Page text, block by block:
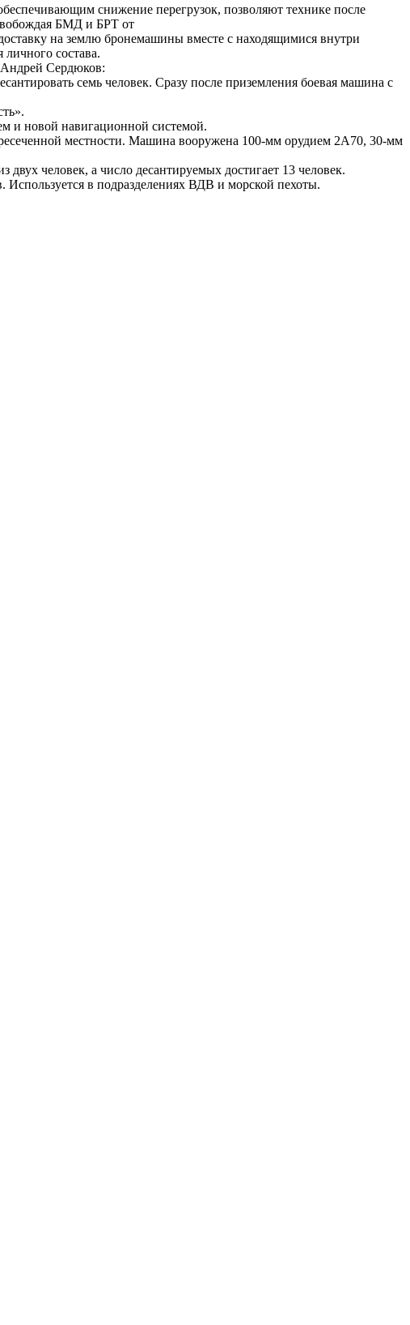
снижение перегрузок, позволяют технике после
БМД и БРТ от
на землю бронемашины вместе с находящимися внутри
состава.
Андрей Сердюков:
семь человек. Сразу после приземления боевая машина с
и новой навигационной системой.
местности. Машина вооружена 100-мм орудием 2А70, 30-мм
человек, а число десантируемых достигает 13 человек.
Используется в подразделениях ВДВ и морской пехоты.